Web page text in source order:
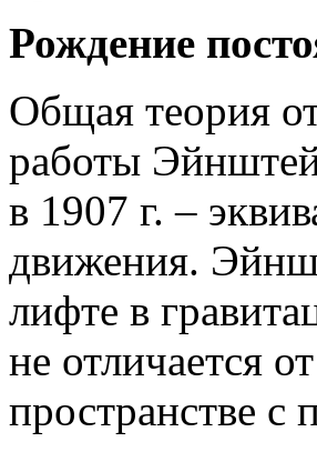
Рождение
Общая теория
работы
в 1907 г. –
движения.
лифте в
не отличается
пространстве с